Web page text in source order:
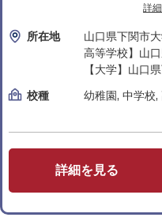
詳
所在地
山口県下関市
高等学校】山
【大学】山口
校種
幼稚園, 中学校,
詳細を見る